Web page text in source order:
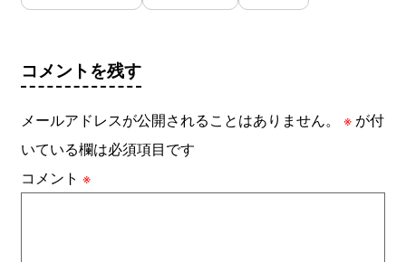
コメントを残す
メールアドレスが公開されることはありません。 ※ が付
いている欄は必須項目です
コメント※